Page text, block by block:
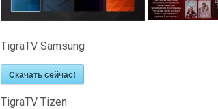
TigraTV Samsung
Скачать сейчас!
TigraTV Tizen